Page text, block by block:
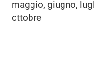
maggio, giugno,
ottobre